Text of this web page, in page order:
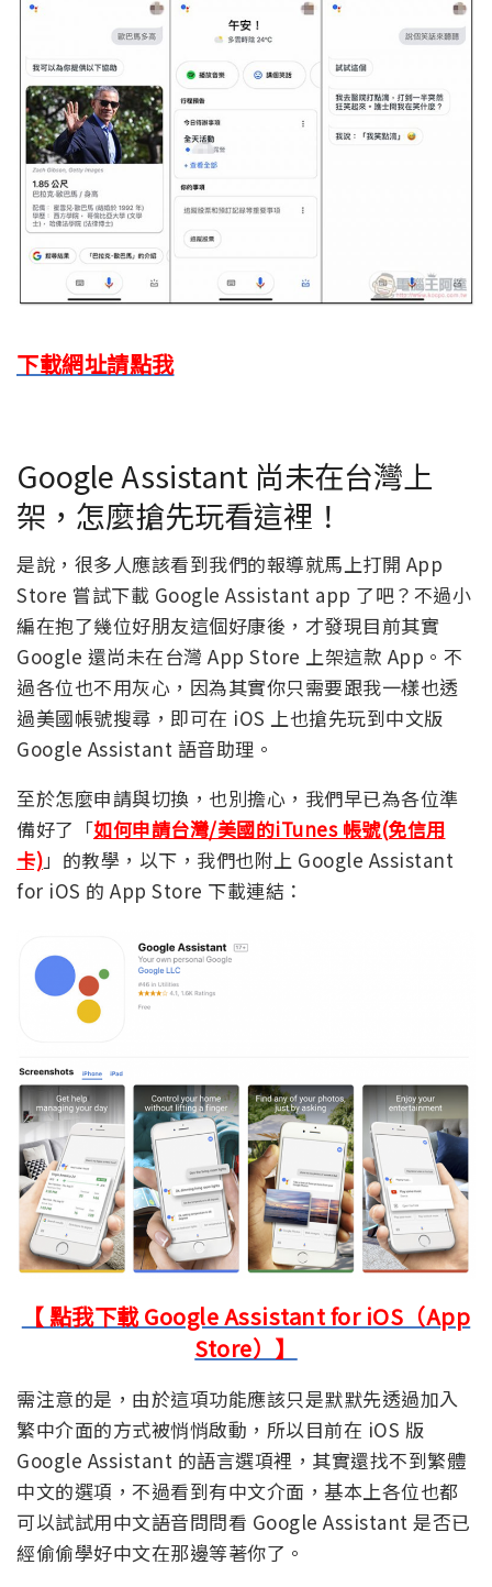
下載網址請點我
Google Assistant 尚未在台灣上
架，怎麼搶先玩看這裡！
是說，很多人應該看到我們的報導就馬上打開 App
Store 嘗試下載 Google Assistant app 了吧？不過小
編在抱了幾位好朋友這個好康後，才發現目前其實
Google 還尚未在台灣 App Store 上架這款 App。不
過各位也不用灰心，因為其實你只需要跟我一樣也透
過美國帳號搜尋，即可在 iOS 上也搶先玩到中文版
Google Assistant 語音助理。
至於怎麼申請與切換，也別擔心，我們早已為各位準
備好了「如何申請台灣/美國的iTunes 帳號(免信用
卡)」的教學，以下，我們也附上 Google Assistant
for iOS 的 App Store 下載連結：
【 點我下載 Google Assistant for iOS（App
Store）】
需注意的是，由於這項功能應該只是默默先透過加入
繁中介面的方式被悄悄啟動，所以目前在 iOS 版
Google Assistant 的語言選項裡，其實還找不到繁體
中文的選項，不過看到有中文介面，基本上各位也都
可以試試用中文語音問問看 Google Assistant 是否已
經偷偷學好中文在那邊等著你了。